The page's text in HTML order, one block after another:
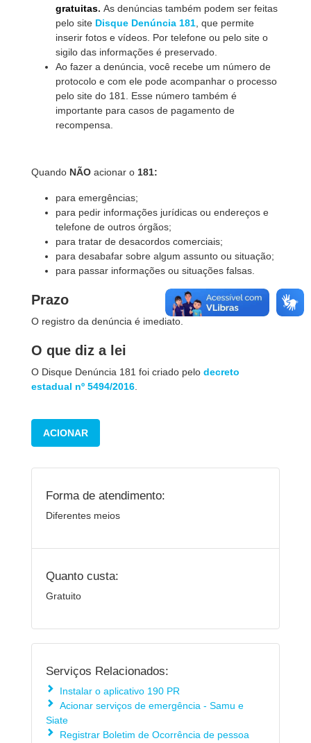
gratuitas. As denúncias também podem ser feitas
pelo site Disque Denúncia 181 , que permite
inserir fotos e vídeos. Por telefone ou pelo site o
sigilo das informações é preservado.
Ao fazer a denúncia, você recebe um número de
protocolo e com ele pode acompanhar o processo
pelo site do 181. Esse número também é
importante para casos de pagamento de
recompensa.
Quando NÃO acionar o 181:
para emergências;
para pedir informações jurídicas ou endereços e
telefone de outros órgãos;
para tratar de desacordos comerciais;
para desabafar sobre algum assunto ou situação;
para passar informações ou situações falsas.
Prazo
O registro da denúncia é imediato.
O que diz a lei
O Disque Denúncia 181 foi criado pelo decreto
estadual nº 5494/2016
ACIONAR
Forma de atendimento:
Diferentes meios
Quanto custa:
Gratuito
Serviços Relacionados:
Instalar o aplicativo 190 PR
Acionar serviços de emergência - Samu e
Siate
Registrar Boletim de Ocorrência de pessoa